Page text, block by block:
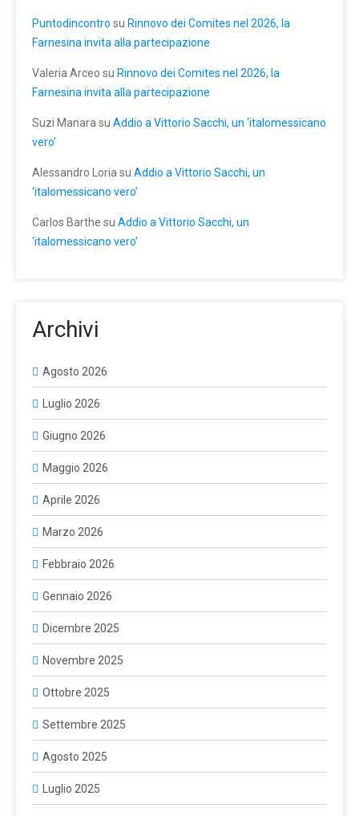
Puntodincontro su Rinnovo dei Comites nel 2026, la
Farnesina invita alla partecipazione
Valeria Arceo su Rinnovo dei Comites nel 2026, la
Farnesina invita alla partecipazione
Suzi Manara su Addio a Vittorio Sacchi, un ‘italomessicano
vero’
Alessandro Loria su Addio a Vittorio Sacchi, un
‘italomessicano vero’
Carlos Barthe su Addio a Vittorio Sacchi, un
‘italomessicano vero’
Archivi
Agosto 2026
Luglio 2026
Giugno 2026
Maggio 2026
Aprile 2026
Marzo 2026
Febbraio 2026
Gennaio 2026
Dicembre 2025
Novembre 2025
Ottobre 2025
Settembre 2025
Agosto 2025
Luglio 2025